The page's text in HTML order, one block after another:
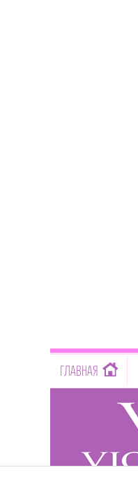
ГЛАВНАЯ
-->